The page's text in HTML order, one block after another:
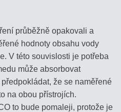
průběžně opakovali a
hodnoty obsahu vody
V této souvislosti je potřeba
může absorbovat
že se naměřené
na obou přístrojích.
to bude pomaleji, protože je